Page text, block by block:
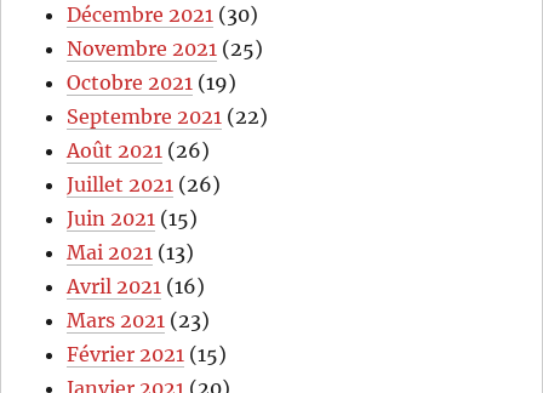
Décembre 2021 (30)
Novembre 2021 (25)
Octobre 2021 (19)
Septembre 2021 (22)
Août 2021 (26)
Juillet 2021 (26)
Juin 2021 (15)
Mai 2021 (13)
Avril 2021 (16)
Mars 2021 (23)
Février 2021 (15)
Janvier 2021 (20)